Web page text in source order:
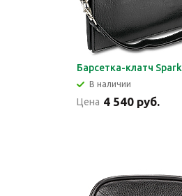
Барсетка-клатч Spark
В наличии
Цена 4 540 руб.